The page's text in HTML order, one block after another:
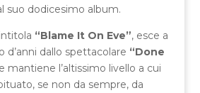
suo dodicesimo album.
“Blame It On Eve”, esce a
d’anni dallo spettacolare “Done
e mantiene l’altissimo livello a cui
se non da sempre, da